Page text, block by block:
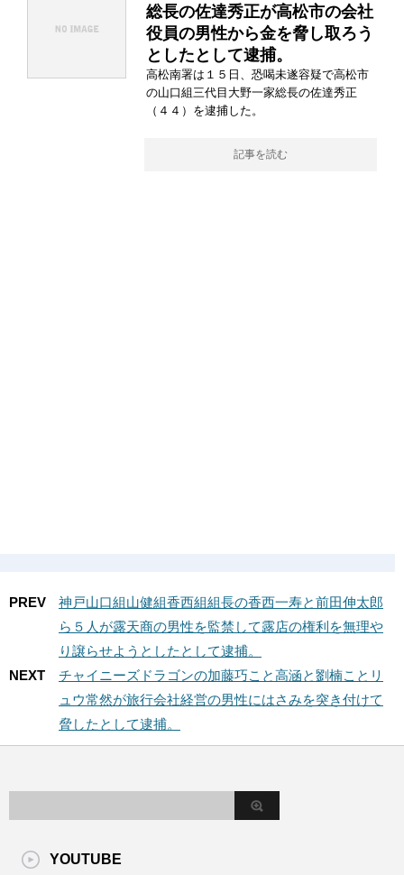
総長の佐達秀正が高松市の会社
役員の男性から金を脅し取ろう
としたとして逮捕。
高松南署は１５日、恐喝未遂容疑で高松市
の山口組三代目大野一家総長の佐達秀正
（４４）を逮捕した。
記事を読む
PREV
神戸山口組山健組香西組組長の香西一寿と前田伸太郎
ら５人が露天商の男性を監禁して露店の権利を無理や
り譲らせようとしたとして逮捕。
NEXT
チャイニーズドラゴンの加藤巧こと高涵と劉楠ことリ
ュウ常然が旅行会社経営の男性にはさみを突き付けて
脅したとして逮捕。
YOUTUBE